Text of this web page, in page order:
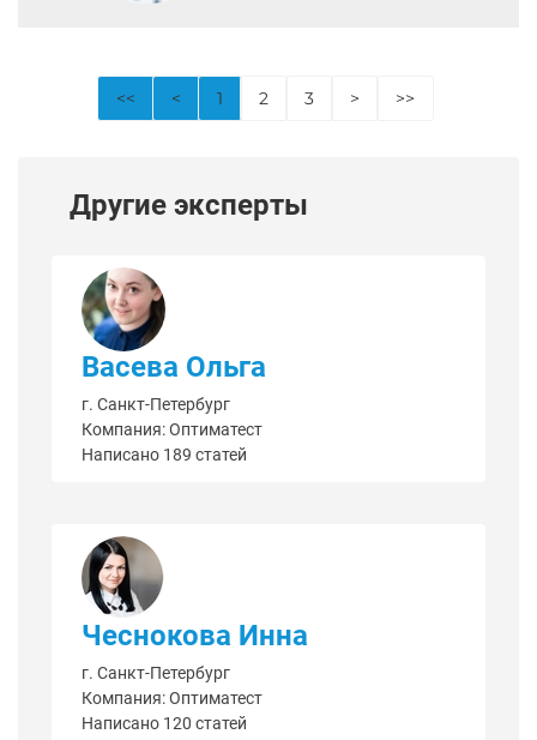
<< < 1 2 3 > >>
Другие эксперты
Васева Ольга
г. Санкт-Петербург
Компания: Оптиматест
Написано 189 статей
Чеснокова Инна
г. Санкт-Петербург
Компания: Оптиматест
Написано 120 статей